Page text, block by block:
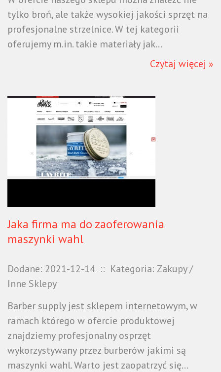
tylko broń, ale także wysokiej jakości sprzęt na
profesjonalne strzelnice. W tej kategorii
oferujemy m.in. takie materiały jak...
Czytaj więcej »
Jaka firma ma do zaoferowania
maszynki wahl
Dodane: 2021-12-14 :: Kategoria: Zakupy /
Inne Sklepy
Barber supply jest sklepem internetowym, w
ramach którego w ofercie produktowej
znajdziemy profesjonalny osprzęt
wykorzystywany przez burberów jakimi są
maszynki wahl. Warto jest zaopatrzyć się...